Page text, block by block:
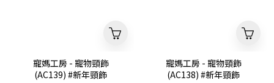
寵媽工房 - 寵物頸飾
(AC139) #新年頸飾
寵媽工房 - 寵物頸飾
(AC138) #新年頸飾